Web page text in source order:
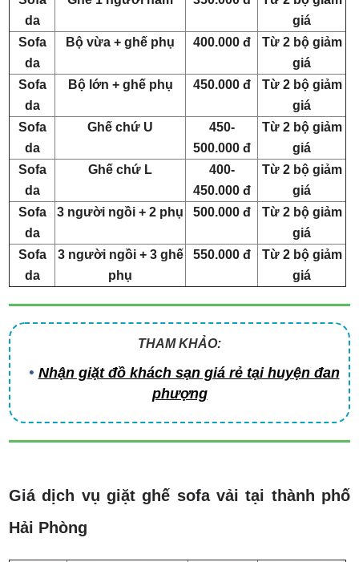
da
giá
Sofa
da
Bộ vừa + ghế phụ 400.000 đ
Từ 2 bộ giảm
giá
Sofa
da
Bộ lớn + ghế phụ 450.000 đ
Từ 2 bộ giảm
giá
Sofa
da
Ghế chứ U
450-
500.000 đ
Từ 2 bộ giảm
giá
Sofa
da
Ghế chứ L
400-
450.000 đ
Từ 2 bộ giảm
giá
Sofa
da
3 người ngồi + 2 phụ 500.000 đ
Từ 2 bộ giảm
giá
Sofa
da
3 người ngồi + 3 ghế
phụ
550.000 đ
Từ 2 bộ giảm
giá
THAM KHẢO:
Nhận giặt đồ khách sạn giá rẻ tại huyện đan
phượng
Giá dịch vụ giặt ghế sofa vải tại thành phố
Hải Phòng